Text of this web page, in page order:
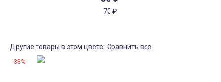
70 ₽
Другие товары в этом цвете: Сравнить все
-38%